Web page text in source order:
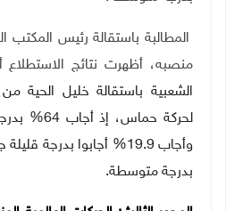
المطالبة باستقالة رئيس
منصبه، أظهرت نتائج الاستطلاع
الشعبية باستقالة خليل الحية
لحركة
بدرجة متوسطة.